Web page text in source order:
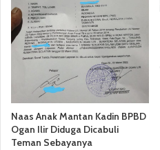
Naas Anak Mantan Kadin BPBD
Ogan Ilir Diduga Dicabuli
Teman Sebayanya